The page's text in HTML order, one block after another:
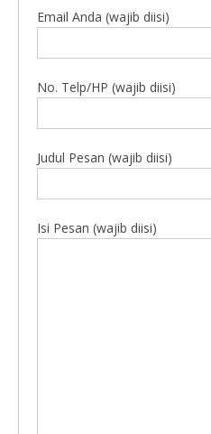
Email Anda (wajib diisi)
No. Telp/HP (wajib diisi)
Judul Pesan (wajib diisi)
Isi Pesan (wajib diisi)